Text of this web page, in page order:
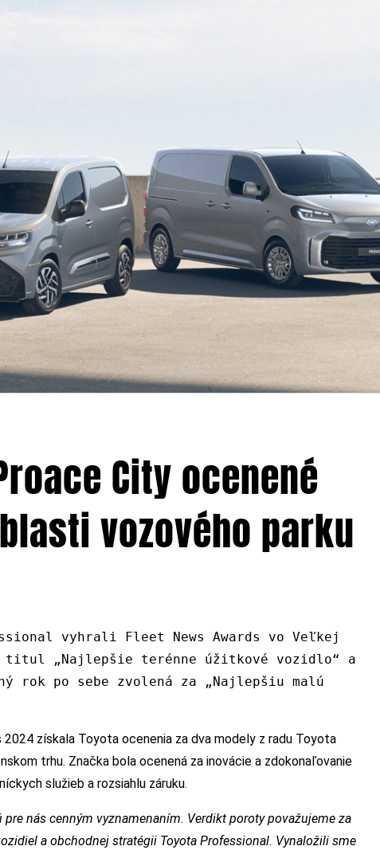
City ocenené
vozového parku
vyhrali Fleet News Awards vo Veľkej
„Najlepšie terénne úžitkové vozidlo“ a
rok po sebe zvolená za „Najlepšiu malú
získala Toyota ocenenia za dva modely z radu Toyota
trhu. Značka bola ocenená za inovácie a zdokonaľovanie
služieb a rozsiahlu záruku.
pre nás cenným vyznamenaním. Verdikt poroty považujeme za
a obchodnej stratégii Toyota Professional. Vynaložili sme